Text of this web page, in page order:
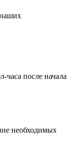
часа после начала
необходимых